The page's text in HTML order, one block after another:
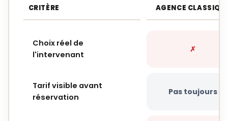
CRITÈRE AGENCE
Choix réel de
l'intervenant
✗
Tarif visible avant
réservation
Pas toujours